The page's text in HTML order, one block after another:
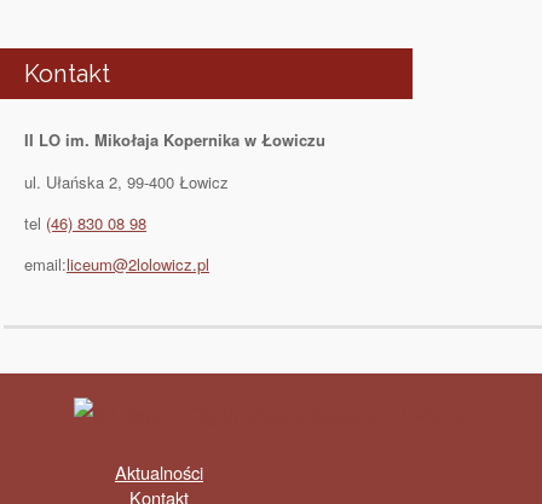
Kontakt
II LO im. Mikołaja Kopernika w Łowiczu
ul. Ułańska 2, 99-400 Łowicz
tel (46) 830 08 98
email:liceum@2lolowicz.pl
Aktualności
Kontakt